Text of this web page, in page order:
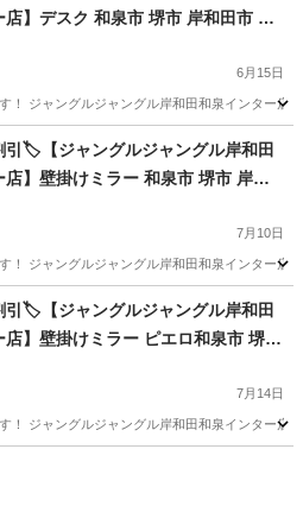
泉市 堺市 岸和田市 泉
泉北郡熊取町
6月15日
！ ジャングルジャングル岸和田和泉インター
テーブル ジャングル
引🏷️【ジャングルジャングル岸和田
店】壁掛けミラー 和泉市 堺市 岸和
高石市 泉北郡熊取町
7月10日
！ ジャングルジャングル岸和田和泉インター
ミラー/鏡 ジャングル
引🏷️【ジャングルジャングル岸和田
店】壁掛けミラー ピエロ和泉市 堺市
津市 高石市 泉北郡熊取町
7月14日
！ ジャングルジャングル岸和田和泉インター